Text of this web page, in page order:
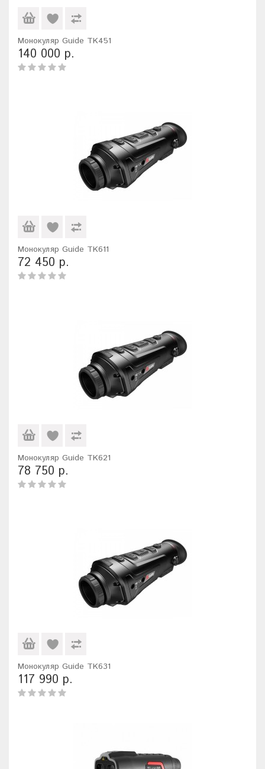
Монокуляр Guide TK451
140 000 р.
Монокуляр Guide TK611
72 450 р.
Монокуляр Guide TK621
78 750 р.
Монокуляр Guide TK631
117 990 р.